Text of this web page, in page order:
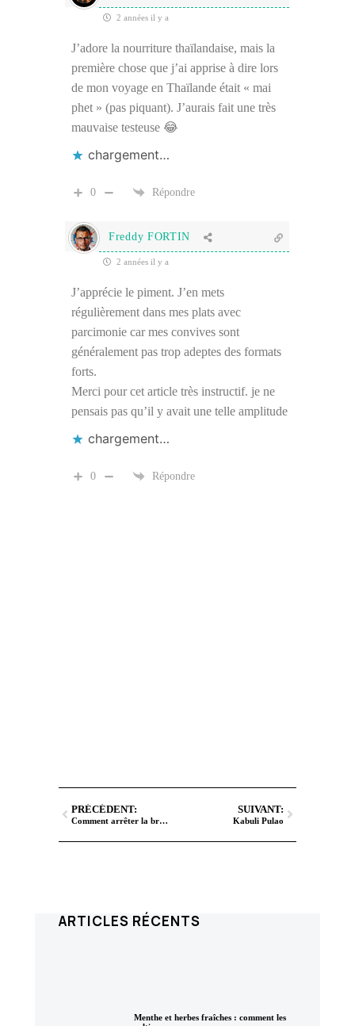
2 années il y a
J’adore la nourriture thaïlandaise, mais la
première chose que j’ai apprise à dire lors
de mon voyage en Thaïlande était « mai
phet » (pas piquant). J’aurais fait une très
mauvaise testeuse 😂
chargement…
0 Répondre
Freddy FORTIN
2 années il y a
J’apprécie le piment. J’en mets
régulièrement dans mes plats avec
parcimonie car mes convives sont
généralement pas trop adeptes des formats
forts.
Merci pour cet article très instructif. je ne
pensais pas qu’il y avait une telle amplitude
chargement…
0 Répondre
PRÉCÉDENT:
Comment arrêter la brûlure du piment ?
SUIVANT:
Kabuli Pulao
ARTICLES RÉCENTS
Menthe et herbes fraîches : comment les